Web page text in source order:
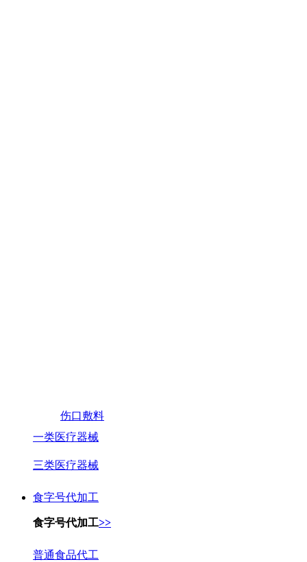
伤口敷料
一类医疗器械
三类医疗器械
食字号代加工
食字号代加工>>
普通食品代工